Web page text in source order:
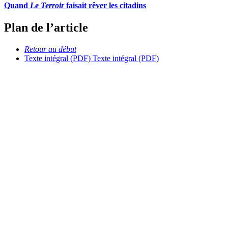
Quand Le Terroirfaisait rêver les citadins
Plan de l’article
Retour au début
Texte intégral (PDF) Texte intégral (PDF)